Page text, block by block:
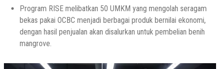
Program RISE melibatkan 50 UMKM yang mengolah seragam
bekas pakai OCBC menjadi berbagai produk bernilai ekonomi,
dengan hasil penjualan akan disalurkan untuk pembelian benih
mangrove.